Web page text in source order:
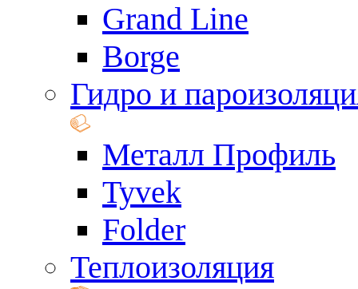
Grand Line
Borge
Гидро и
Металл Профиль
Tyvek
Folder
Теплоизоляция